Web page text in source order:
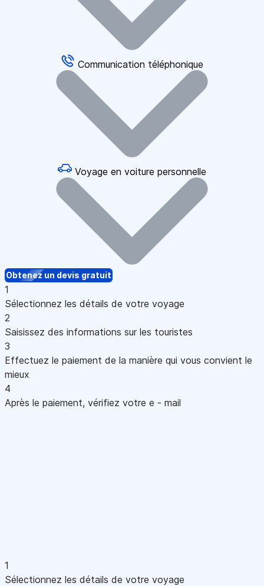
Communication téléphonique
Voyage en voiture personnelle
Obtenez un devis gratuit
1
Sélectionnez les détails de votre voyage
2
Saisissez des informations sur les touristes
3
Effectuez le paiement de la manière qui vous convient le
mieux
4
Après le paiement, vérifiez votre e - mail
1
Sélectionnez les détails de votre voyage